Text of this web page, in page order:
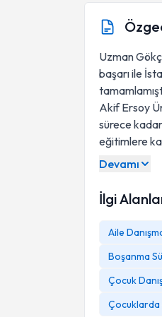
Uzman
başarı ile
Akif Ersoy
sürece
eğitimlere
ALDIĞI
Devamı
İlgi
Aile
Boşanma
Çocuk
Çocuklarda